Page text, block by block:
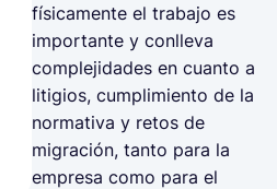
físicamente el trabajo es
importante y conlleva
complejidades en cuanto a
litigios, cumplimiento de la
normativa y retos de
migración, tanto para la
empresa como para el